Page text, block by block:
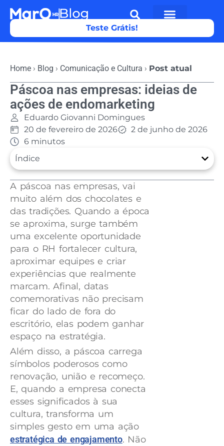
Teste Grátis!
Home › Blog › Comunicação e Cultura › Post atual
Páscoa nas empresas: ideias de
ações de endomarketing
Eduardo Giovanni Domingues
20 de fevereiro de 2026
2 de junho de 2026
6 minutos
Índice
A páscoa nas empresas, vai
muito além dos chocolates e
das tradições. Quando a época
se aproxima, surge também
uma excelente oportunidade
para o RH fortalecer cultura,
aproximar equipes e criar
experiências que realmente
marcam. Afinal, datas
comemorativas não precisam
ficar do lado de fora do
escritório, elas podem ganhar
espaço na estratégia.
Além disso, a páscoa carrega
símbolos poderosos como
renovação, união e recomeço.
E, quando a empresa conecta
esses significados à sua
cultura, transforma um
simples gesto em uma ação
estratégica de engajamento. Não